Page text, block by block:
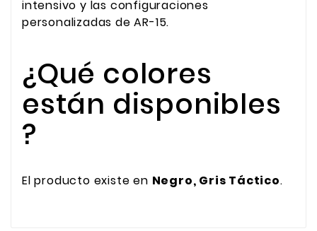
intensivo y las configuraciones
personalizadas de AR-15.
¿Qué colores
están disponibles
?
El producto existe en Negro, Gris Táctico.